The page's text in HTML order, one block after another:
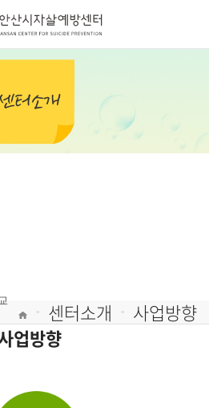
> 센터소개 >
사업방향
업방향